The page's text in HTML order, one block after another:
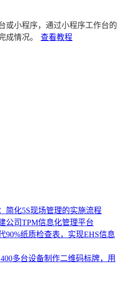
或小程序，通过小程序工作台的
成情况。
查看教程
： 简化5S现场管理的实施流程
公司TPM信息化管理平台
90%纸质检查表，实现EHS信息
多台设备制作二维码标牌，用